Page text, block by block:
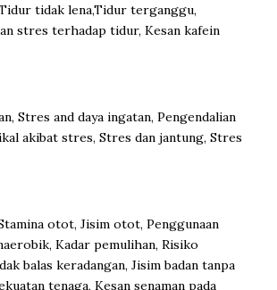
tidak lena,Tidur terganggu,
stres terhadap tidur, Kesan kafein
Stres and daya ingatan, Pengendalian
akibat stres, Stres dan jantung, Stres
otot, Jisim otot, Penggunaan
Kadar pemulihan, Risiko
balas keradangan, Jisim badan tanpa
tenaga, Kesan senaman pada